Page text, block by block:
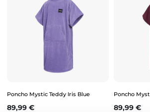
Poncho Mystic Teddy Iris Blue
Prix
89,99 €
Poncho
Prix
89,99 €